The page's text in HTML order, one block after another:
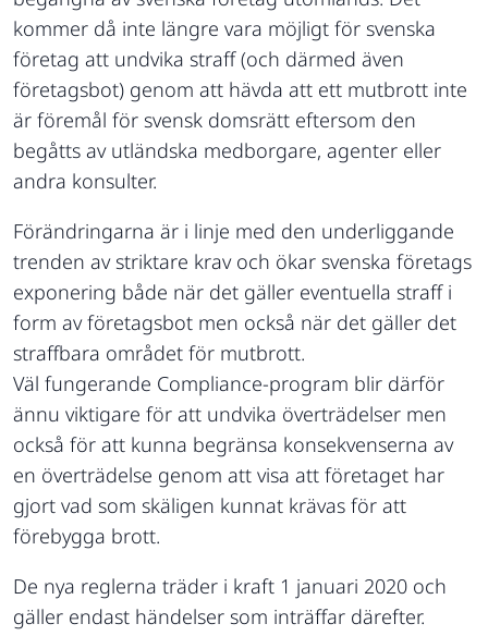
kommer då inte längre vara möjligt för svenska
företag att undvika straff (och därmed även
företagsbot) genom att hävda att ett mutbrott inte
är föremål för svensk domsrätt eftersom den
begåtts av utländska medborgare, agenter eller
andra konsulter.
Förändringarna är i linje med den underliggande
trenden av striktare krav och ökar svenska företags
exponering både när det gäller eventuella straff i
form av företagsbot men också när det gäller det
straffbara området för mutbrott.
Väl fungerande Compliance-program blir därför
ännu viktigare för att undvika överträdelser men
också för att kunna begränsa konsekvenserna av
en överträdelse genom att visa att företaget har
gjort vad som skäligen kunnat krävas för att
förebygga brott.
De nya reglerna träder i kraft 1 januari 2020 och
gäller endast händelser som inträffar därefter.